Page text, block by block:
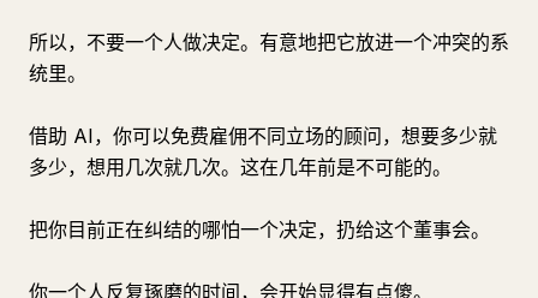
所以，不要一个人做决定。有意地把它放进一个冲突的系
统里。
借助 AI，你可以免费雇佣不同立场的顾问，想要多少就
多少，想用几次就几次。这在几年前是不可能的。
把你目前正在纠结的哪怕一个决定，扔给这个董事会。
你一个人反复琢磨的时间，会开始显得有点傻。